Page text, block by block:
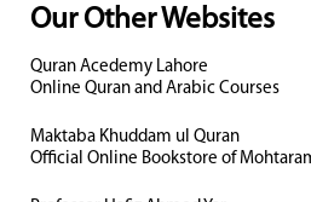
Our Other Websites
Quran Acedemy Lahore
Online Quran and Arabic Courses
Maktaba Khuddam ul Quran
Official Online Bookstore of